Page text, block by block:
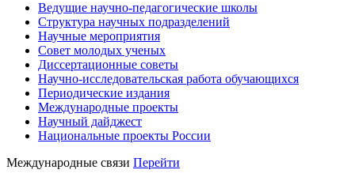
Ведущие научно-педагогические школы
Структура научных подразделений
Научные мероприятия
Совет молодых ученых
Диссертационные советы
Научно-исследовательская работа обучающихся
Периодические издания
Международные проекты
Научный дайджест
Национальные проекты России
Международные связи Перейти